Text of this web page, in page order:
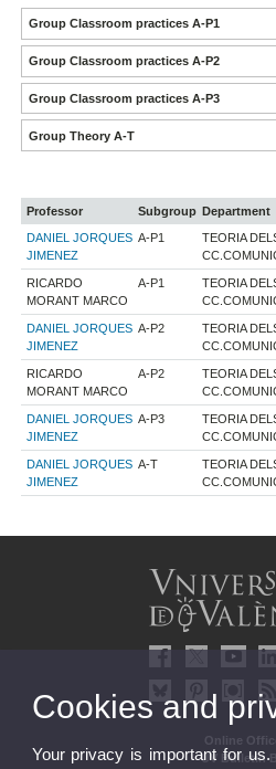
Group Classroom practices A-P1
Group Classroom practices A-P2
Group Classroom practices A-P3
Group Theory A-T
Professor Subgroup Department
DANIEL JORQUES
JIMENEZ
A-P1
TEORIA
RICARDO
MORANT MARCO
A-P1
TEORIA
DANIEL JORQUES
JIMENEZ
A-P2
TEORIA
RICARDO
MORANT MARCO
A-P2
TEORIA
DANIEL JORQUES
JIMENEZ
A-P3
TEORIA
DANIEL JORQUES
JIMENEZ
A-T
TEORIA
Online
UV Bulletin
Cookies and
Your privacy is important for